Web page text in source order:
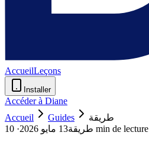
AccueilLeçons
Installer
Accéder à Diane
Accueil
Guides
طريقة
طريقة13 مايو 2026 · 10 min de lecture